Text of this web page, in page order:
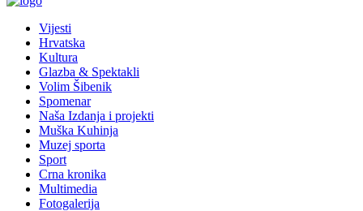
Vijesti
Hrvatska
Kultura
Glazba & Spektakli
Volim Šibenik
Spomenar
Naša Izdanja i projekti
Muška Kuhinja
Muzej sporta
Sport
Crna kronika
Multimedia
Fotogalerija